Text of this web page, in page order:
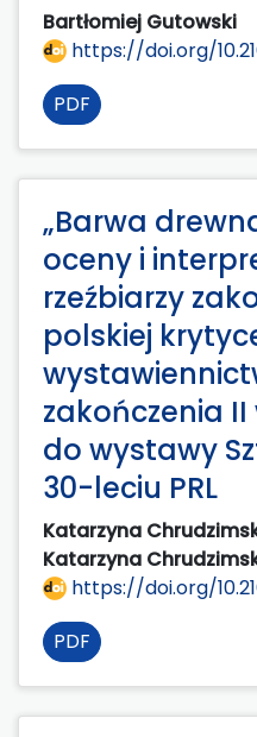
Bartłomiej Gutowski
https://doi.org/
PDF
„Barwa
oceny i
rzeźbiarzy
polskiej
zakończenia
do wystawy
30-leciu PRL
Katarzyna
Katarzyna
https://doi.org/
PDF